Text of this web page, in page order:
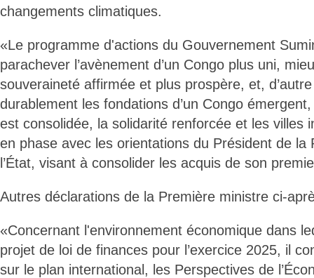
changements climatiques.
«Le programme d'actions du Gouvernement
parachever l’avènement d’un Congo plus uni,
souveraineté affirmée et plus prospère, et,
durablement les fondations d’un Congo émergent,
est consolidée, la solidarité renforcée et les villes
en phase avec les orientations du Président de la
l’État, visant à consolider les acquis de son
Autres déclarations de la Première ministre ci-
«Concernant l'environnement économique dans
projet de loi de finances pour l’exercice 2025, il
sur le plan international, les Perspectives de